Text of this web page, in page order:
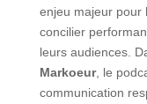
enjeu majeur pour
concilier
leurs audiences.
Markoeur, le
communication